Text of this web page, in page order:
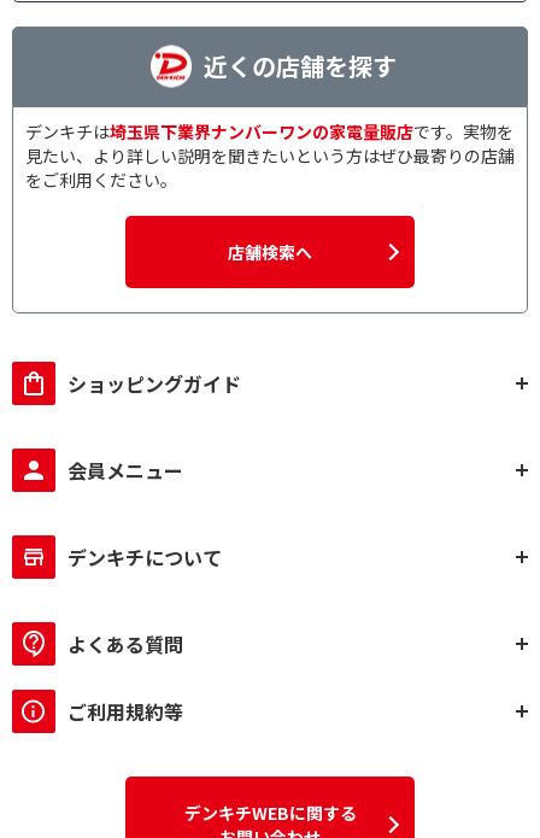
近くの店舗を探す
デンキチは埼玉県下業界ナンバーワンの家電量販店です。実物を
見たい、より詳しい説明を聞きたいという方はぜひ最寄りの店舗
をご利用ください。
店舗検索へ
ショッピングガイド
会員メニュー
デンキチについて
よくある質問
ご利用規約等
デンキチWEBに関する